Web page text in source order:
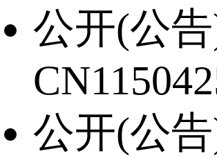
公开(公
公开(公告